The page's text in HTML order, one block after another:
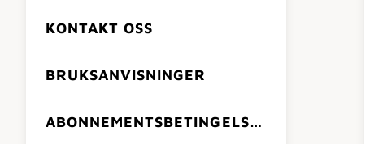
KONTAKT OSS
BRUKSANVISNINGER
ABONNEMENTSBETINGELSER